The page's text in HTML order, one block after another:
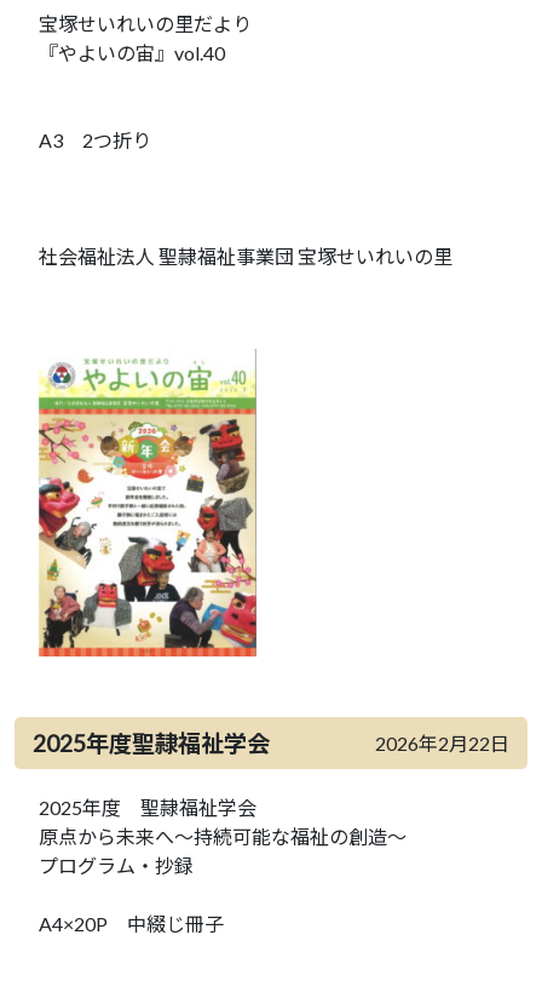
宝塚せいれいの里だより
『やよいの宙』vol.40
A3 2つ折り
社会福祉法人 聖隷福祉事業団 宝塚せいれいの里
2025年度聖隷福祉学会 2026年2月22日
2025年度 聖隷福祉学会
原点から未来へ～持続可能な福祉の創造～
プログラム・抄録
A4×20P 中綴じ冊子